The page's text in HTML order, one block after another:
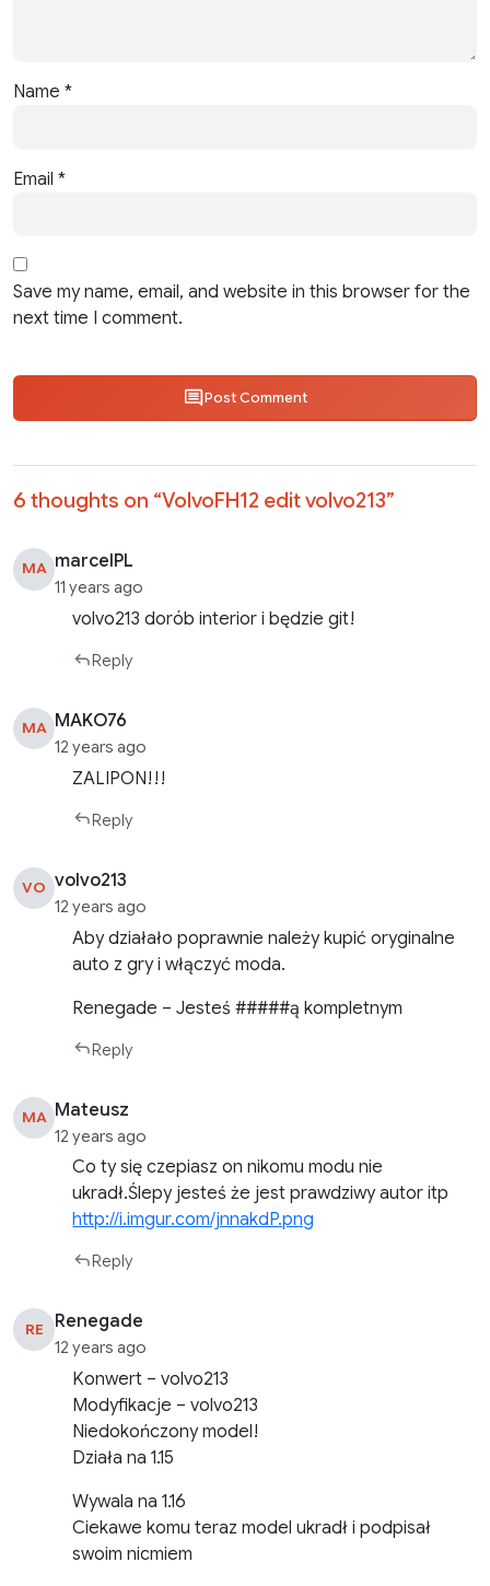
Name *
Email *
Save my name, email, and website in this browser for the
next time I comment.
Post Comment
6 thoughts on “VolvoFH12 edit volvo213”
MA marcelPL
11 years ago
volvo213 dorób interior i będzie git!
Reply
MA MAKO76
12 years ago
ZALIPON!!!
Reply
VO volvo213
12 years ago
Aby działało poprawnie należy kupić oryginalne
auto z gry i włączyć moda.
Renegade – Jesteś #####ą kompletnym
Reply
MA Mateusz
12 years ago
Co ty się czepiasz on nikomu modu nie
ukradł.Ślepy jesteś że jest prawdziwy autor itp
http://i.imgur.com/jnnakdP.png
Reply
RE Renegade
12 years ago
Konwert – volvo213
Modyfikacje – volvo213
Niedokończony model!
Działa na 1.15
Wywala na 1.16
Ciekawe komu teraz model ukradł i podpisał
swoim nicmiem